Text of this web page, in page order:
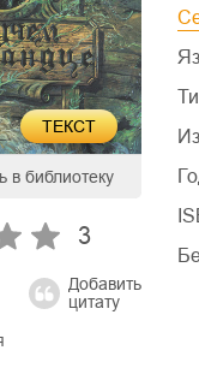
ТЕКСТ
в библиотеку
3
Добавить
цитату